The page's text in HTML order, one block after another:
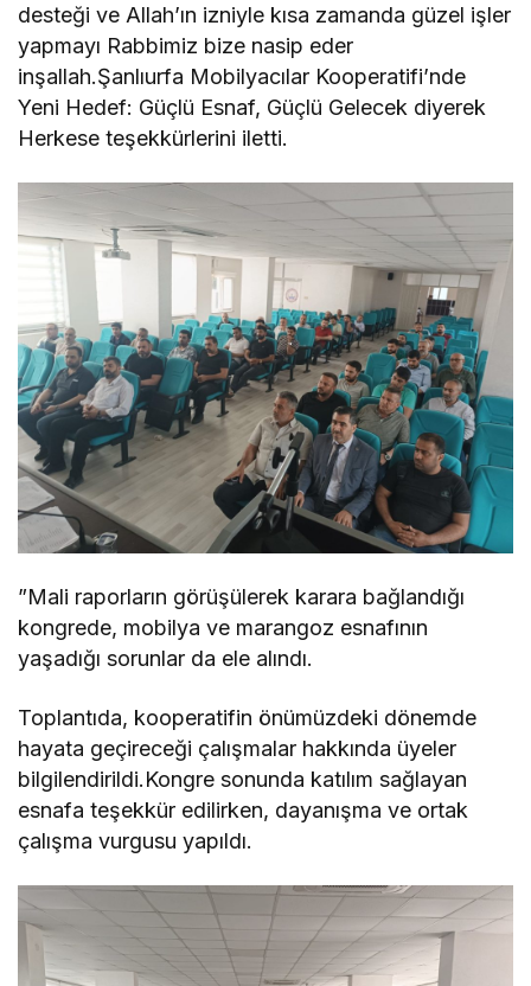
desteği ve Allah’ın izniyle kısa zamanda güzel işler
yapmayı Rabbimiz bize nasip eder
inşallah.Şanlıurfa Mobilyacılar Kooperatifi’nde
Yeni Hedef: Güçlü Esnaf, Güçlü Gelecek diyerek
Herkese teşekkürlerini iletti.
”Mali raporların görüşülerek karara bağlandığı
kongrede, mobilya ve marangoz esnafının
yaşadığı sorunlar da ele alındı.
Toplantıda, kooperatifin önümüzdeki dönemde
hayata geçireceği çalışmalar hakkında üyeler
bilgilendirildi.Kongre sonunda katılım sağlayan
esnafa teşekkür edilirken, dayanışma ve ortak
çalışma vurgusu yapıldı.